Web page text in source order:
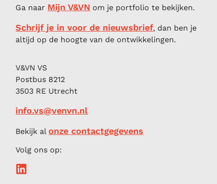
Ga naar Mijn V&VN om je portfolio te bekijken.
Schrijf je in voor de nieuwsbrief, dan ben je
altijd op de hoogte van de ontwikkelingen.
V&VN VS
Postbus 8212
3503 RE Utrecht
info.vs@venvn.nl
Bekijk alonze contactgegevens
Volg ons op: